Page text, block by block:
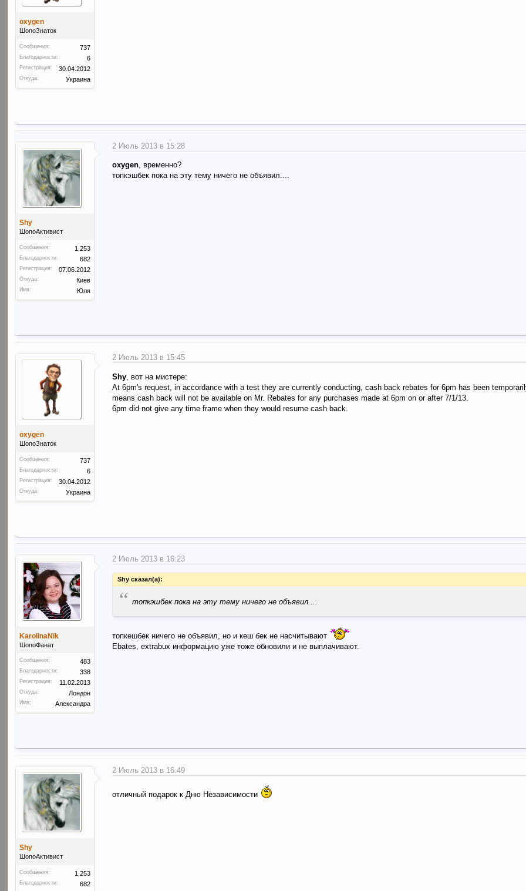
oxygen
ШопоЗнаток
Сообщения: 737
Благодарности: 6
Регистрация: 30.04.2012
Откуда: Украина
Shy
ШопоАктивист
Сообщения: 1.253
Благодарности: 682
Регистрация: 07.06.2012
Откуда: Киев
Имя: Юля
2 Июль 2013 в 15:28
oxygen, временно?
топкэшбек пока на эту тему ничего не объявил....
oxygen
ШопоЗнаток
Сообщения: 737
Благодарности: 6
Регистрация: 30.04.2012
Откуда: Украина
2 Июль 2013 в 15:45
Shy , вот на мистере:
At 6pm's request, in accordance with a test they are currently conducting, cash back rebates for 6pm has been
means cash back will not be available on Mr. Rebates for any purchases made at 6pm on or after 7/1/13.
6pm did not give any time frame when they would resume cash back.
KarolinaNik
ШопоФанат
Сообщения: 483
Благодарности: 338
Регистрация: 11.02.2013
Откуда: Лондон
Имя: Александра
2 Июль 2013 в 16:23
Shy сказал(а):
“ топкэшбек пока на эту тему ничего не объявил....
топкешбек ничего не объявил, но и кеш бек не насчитывают
Ebates, extrabux информацию уже тоже обновили и не выплачивают.
Shy
ШопоАктивист
Сообщения: 1.253
Благодарности: 682
2 Июль 2013 в 16:49
отличный подарок к Дню Независимости